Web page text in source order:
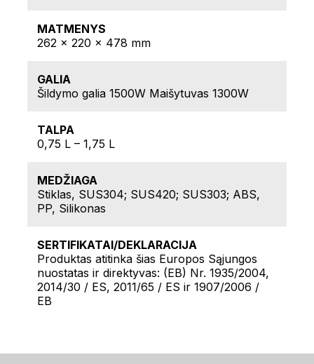
MATMENYS
262 x 220 x 478 mm
GALIA
Šildymo galia 1500W Maišytuvas 1300W
TALPA
0,75 L – 1,75 L
MEDŽIAGA
Stiklas, SUS304; SUS420; SUS303; ABS,
PP, Silikonas
SERTIFIKATAI/DEKLARACIJA
Produktas atitinka šias Europos Sąjungos
nuostatas ir direktyvas: (EB) Nr. 1935/2004,
2014/30 / ES, 2011/65 / ES ir 1907/2006 /
EB